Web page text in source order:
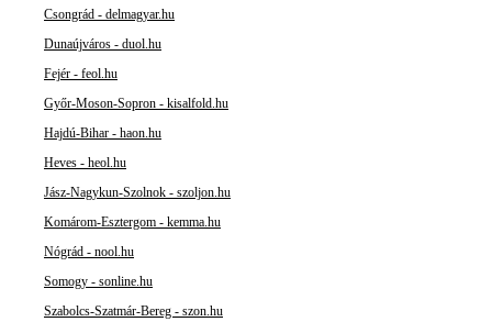
Csongrád - delmagyar.hu
Dunaújváros - duol.hu
Fejér - feol.hu
Győr-Moson-Sopron - kisalfold.hu
Hajdú-Bihar - haon.hu
Heves - heol.hu
Jász-Nagykun-Szolnok - szoljon.hu
Komárom-Esztergom - kemma.hu
Nógrád - nool.hu
Somogy - sonline.hu
Szabolcs-Szatmár-Bereg - szon.hu